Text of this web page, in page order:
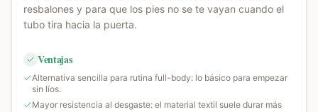
resbalones y para que los pies no se te vayan cuando el
tubo tira hacia la puerta.
Ventajas
Alternativa sencilla para rutina full-body: lo básico para empezar
sin líos.
Mayor resistencia al desgaste: el material textil suele durar más